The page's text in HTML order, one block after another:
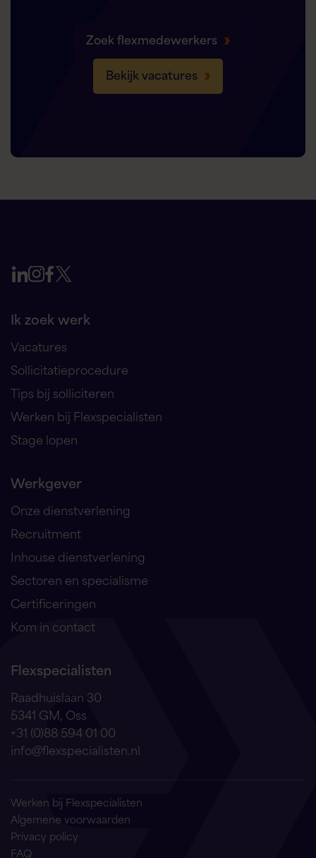
Zoek flexmedewerkers
Bekijk vacatures
Ik zoek werk
Vacatures
Sollicitatieprocedure
Tips bij solliciteren
Werken bij Flexspecialisten
Stage lopen
Werkgever
Onze dienstverlening
Recruitment
Inhouse dienstverlening
Sectoren en specialisme
Certificeringen
Kom in contact
Flexspecialisten
Raadhuislaan 30
5341 GM, Oss
+31 (0)88 594 01 00
info@flexspecialisten.nl
Werken bij Flexspecialisten
Algemene voorwaarden
Privacy policy
FAQ